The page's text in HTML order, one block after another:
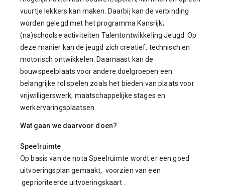
vuurtje lekkers kan maken. Daarbij kan de verbinding
worden gelegd met het programma Kansrijk;
(na)schoolse activiteiten Talentontwikkeling Jeugd. Op
deze manier kan de jeugd zich creatief, technisch en
motorisch ontwikkelen. Daarnaast kan de
bouwspeelplaats voor andere doelgroepen een
belangrijke rol spelen zoals het bieden van plaats voor
vrijwilligerswerk, maatschappelijke stages en
werkervaringsplaatsen.
Wat gaan we daarvoor doen?
Speelruimte
Op basis van de nota Speelruimte wordt er een goed
uitvoeringsplan gemaakt, voorzien van een
geprioriteerde uitvoeringskaart .